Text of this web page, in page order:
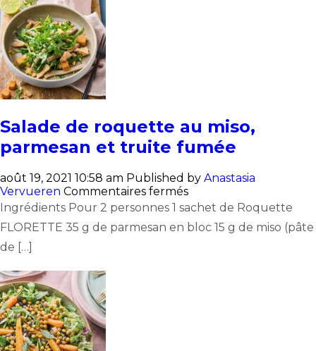
Salade de roquette au miso,
parmesan et truite fumée
août 19, 2021 10:58 am Published by Anastasia
Vervueren Commentaires ferméssur
Salade
roquette
Ingrédients Pour 2 personnes 1 sachet de Roquette
FLORETTE 35 g de parmesan en bloc 15 g de miso (pâte
de […]